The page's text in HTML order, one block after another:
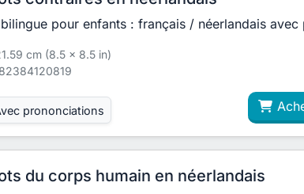
pour enfants : français / néerlandais avec
cm (8.5 x 8.5 in)
prononciations
du corps humain en néerlandais